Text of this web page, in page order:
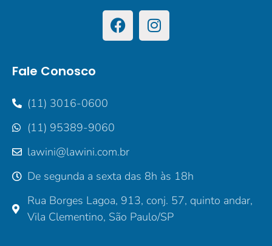
Fale Conosco
(11) 3016-0600
(11) 95389-9060
lawini@lawini.com.br
De segunda a sexta das 8h às 18h
Rua Borges Lagoa, 913, conj. 57, quinto andar,
Vila Clementino, São Paulo/SP